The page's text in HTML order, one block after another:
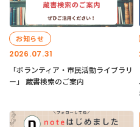
2026.07.31
お知らせ
「ボランティア・市民活動ライブラリ
ー」 蔵書検索のご案内